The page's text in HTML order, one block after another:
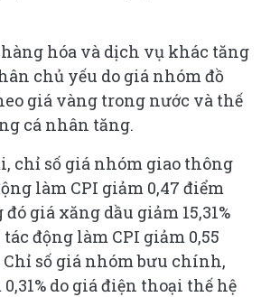
hóa và dịch vụ khác tăng
chủ yếu do giá nhóm đồ
giá vàng trong nước và thế
cá nhân tăng.
chỉ số giá nhóm giao thông
làm CPI giảm 0,47 điểm
giá xăng dầu giảm 15,31%
động làm CPI giảm 0,55
số giá nhóm bưu chính,
do giá điện thoại thế hệ